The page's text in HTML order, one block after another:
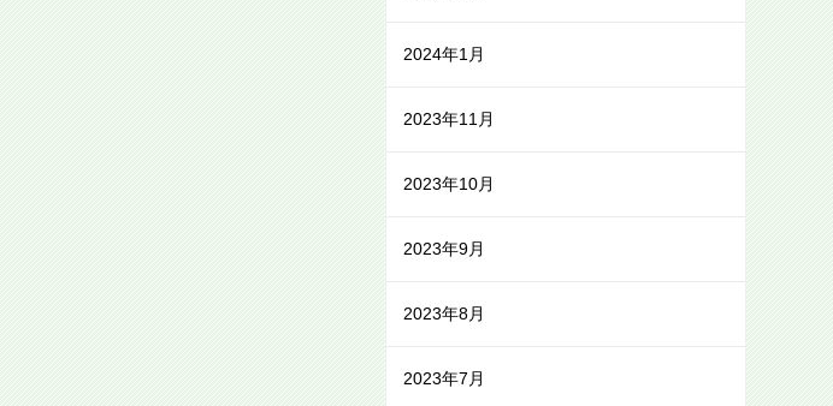
2024年1月
2023年11月
2023年10月
2023年9月
2023年8月
2023年7月